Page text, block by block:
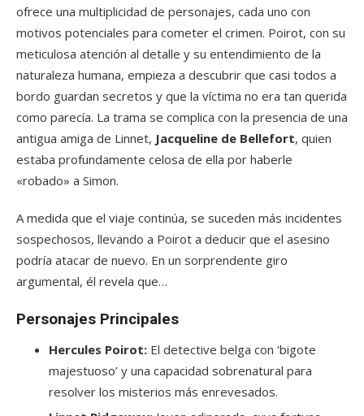
ofrece una multiplicidad de personajes, cada uno con
motivos potenciales para cometer el crimen. Poirot, con su
meticulosa atención al detalle y su entendimiento de la
naturaleza humana, empieza a descubrir que casi todos a
bordo guardan secretos y que la víctima no era tan querida
como parecía. La trama se complica con la presencia de una
antigua amiga de Linnet, Jacqueline de Bellefort, quien
estaba profundamente celosa de ella por haberle
«robado» a Simon.
A medida que el viaje continúa, se suceden más incidentes
sospechosos, llevando a Poirot a deducir que el asesino
podría atacar de nuevo. En un sorprendente giro
argumental, él revela que…
Personajes Principales
Hercules Poirot: El detective belga con ‘bigote
majestuoso’ y una capacidad sobrenatural para
resolver los misterios más enrevesados.